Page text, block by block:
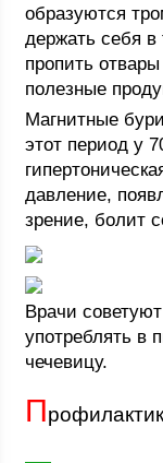
образуются
держать себя в
пропить
полезные
Магнитные
этот период у
давление,
зрение, болит
Врачи
употреблять в
чечевицу.
П